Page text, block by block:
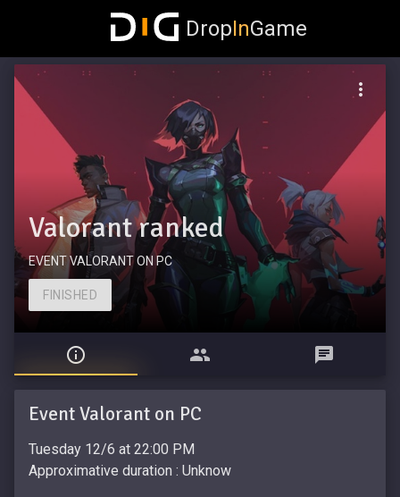
DropInGame
Valorant ranked
EVENT VALORANT ON PC
FINISHED
Event Valorant on PC
Tuesday 12/6 at 22:00 PM
Approximative duration : Unknow